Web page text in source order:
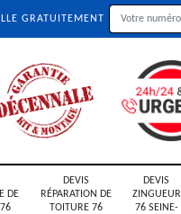
GRATUITEMENT
DE
DEVIS
RÉPARATION DE
TOITURE 76
DEVIS
ZINGUEUR
76 SEINE-